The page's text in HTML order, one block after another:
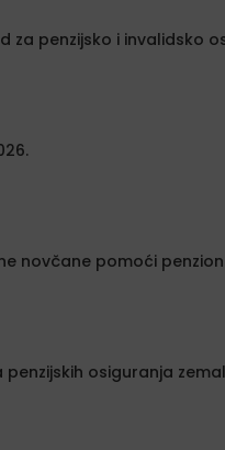
za penzijsko i invalidsko
novčane pomoći
osiguranja